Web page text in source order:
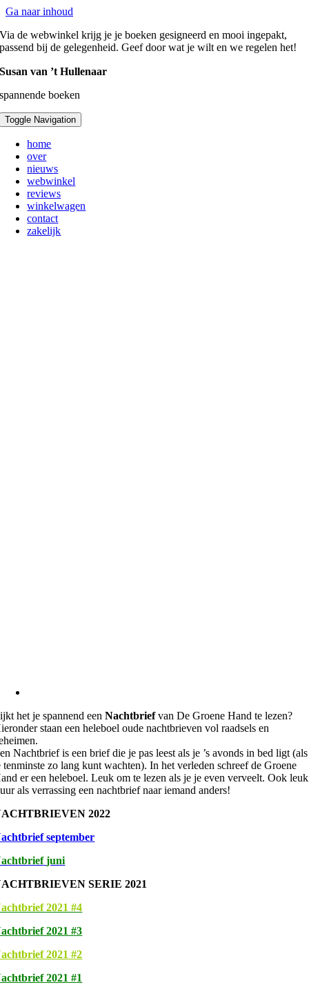
Ga naar inhoud
Via dewebwinkel krijg je je boeken gesigneerd en mooi ingepakt,
passend bij de gelegenheid. Geef door wat je wilt en we regelen het!
Susan van ’t Hullenaar
spannende boeken
Toggle Navigation
home
over
nieuws
webwinkel
reviews
winkelwagen
contact
zakelijk
het je spannend eenNachtbriefvan De Groene Hand te lezen?
staan een heleboel oude nachtbrieven vol raadsels en
Nachtbrief is een brief die je pas leest als je ’s avonds in bed ligt (als
tenminste zo lang kunt wachten). In het verleden schreef de Groene
er een heleboel. Leuk om te lezen als je je even verveelt. Ook
als verrassing een nachtbrief naar iemand anders!
2022
september
juni
SERIE 2021
2021 #4
2021 #3
2021 #2
2021 #1